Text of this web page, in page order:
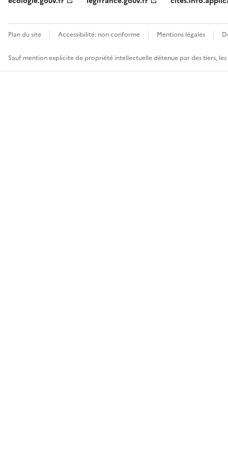
Plan du site Accessibilité: non conforme Mentions légales
Sauf mention explicite de propriété intellectuelle détenue par des tiers,